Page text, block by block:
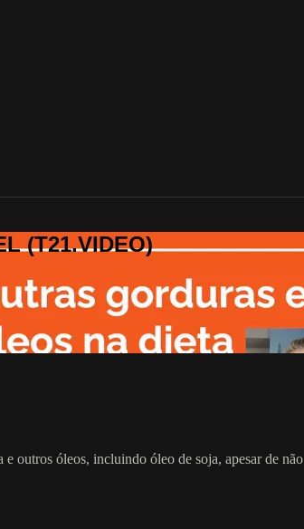
(T21.VIDEO)
outros óleos, incluindo óleo de soja, apesar de